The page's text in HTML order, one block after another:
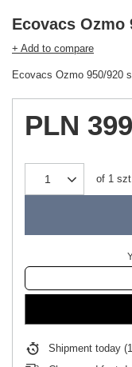
Ecovacs Ozmo
+ Add to compare
Ecovacs Ozmo 950/920
PLN
of 1
Shipment today